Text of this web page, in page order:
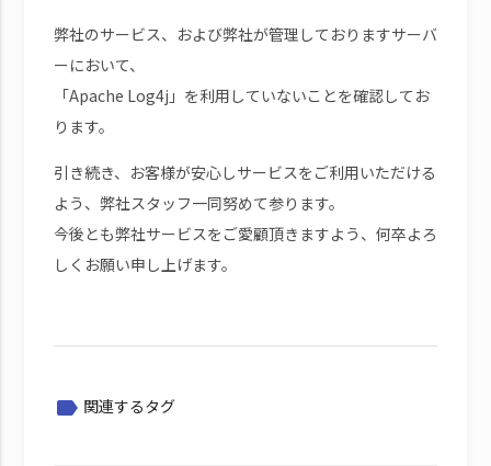
弊社のサービス、および弊社が管理しておりますサーバ
ーにおいて、
「Apache Log4j」を利用していないことを確認してお
ります。
引き続き、お客様が安心しサービスをご利用いただける
よう、弊社スタッフ一同努めて参ります。
今後とも弊社サービスをご愛顧頂きますよう、何卒よろ
しくお願い申し上げます。
label 関連するタグ